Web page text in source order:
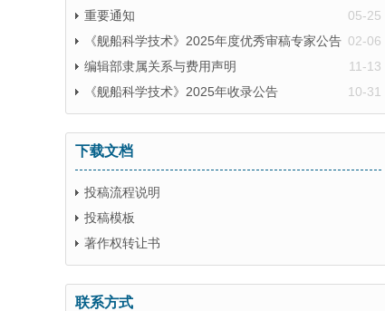
05-25
重要通知
02-06
《舰船科学技术》2025年度优秀审稿专家公告
11-13
编辑部隶属关系与费用声明
10-31
《舰船科学技术》2025年收录公告
下载文档
投稿流程说明
投稿模板
著作权转让书
联系方式